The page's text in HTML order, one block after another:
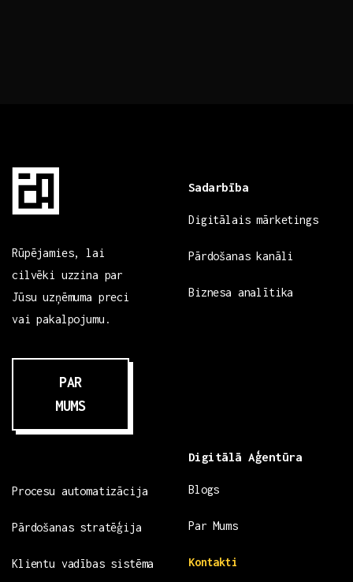
Rūpējamies, lai
cilvēki uzzina par
Jūsu uzņēmuma preci
vai pakalpojumu.
PAR
MUMS
Sadarbība
Digitālais mārketings
Pārdošanas kanāli
Biznesa analītika
Procesu automatizācija
Pārdošanas stratēģija
Klientu vadības sistēma
Digitālā Aģentūra
Blogs
Par Mums
Kontakti